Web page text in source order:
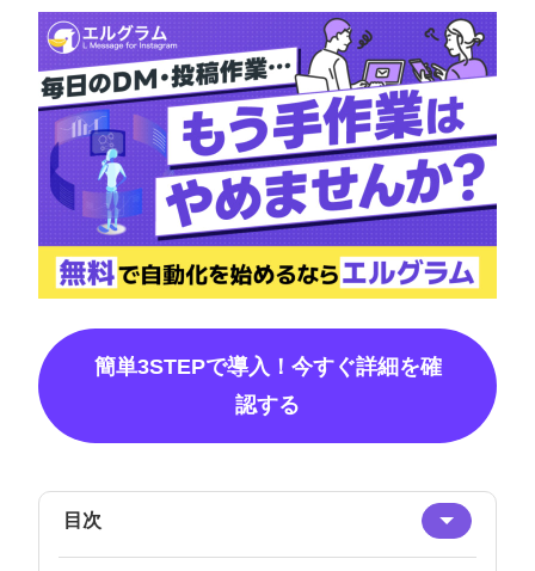
簡単3STEPで導入！今すぐ詳細を確
認する
目次